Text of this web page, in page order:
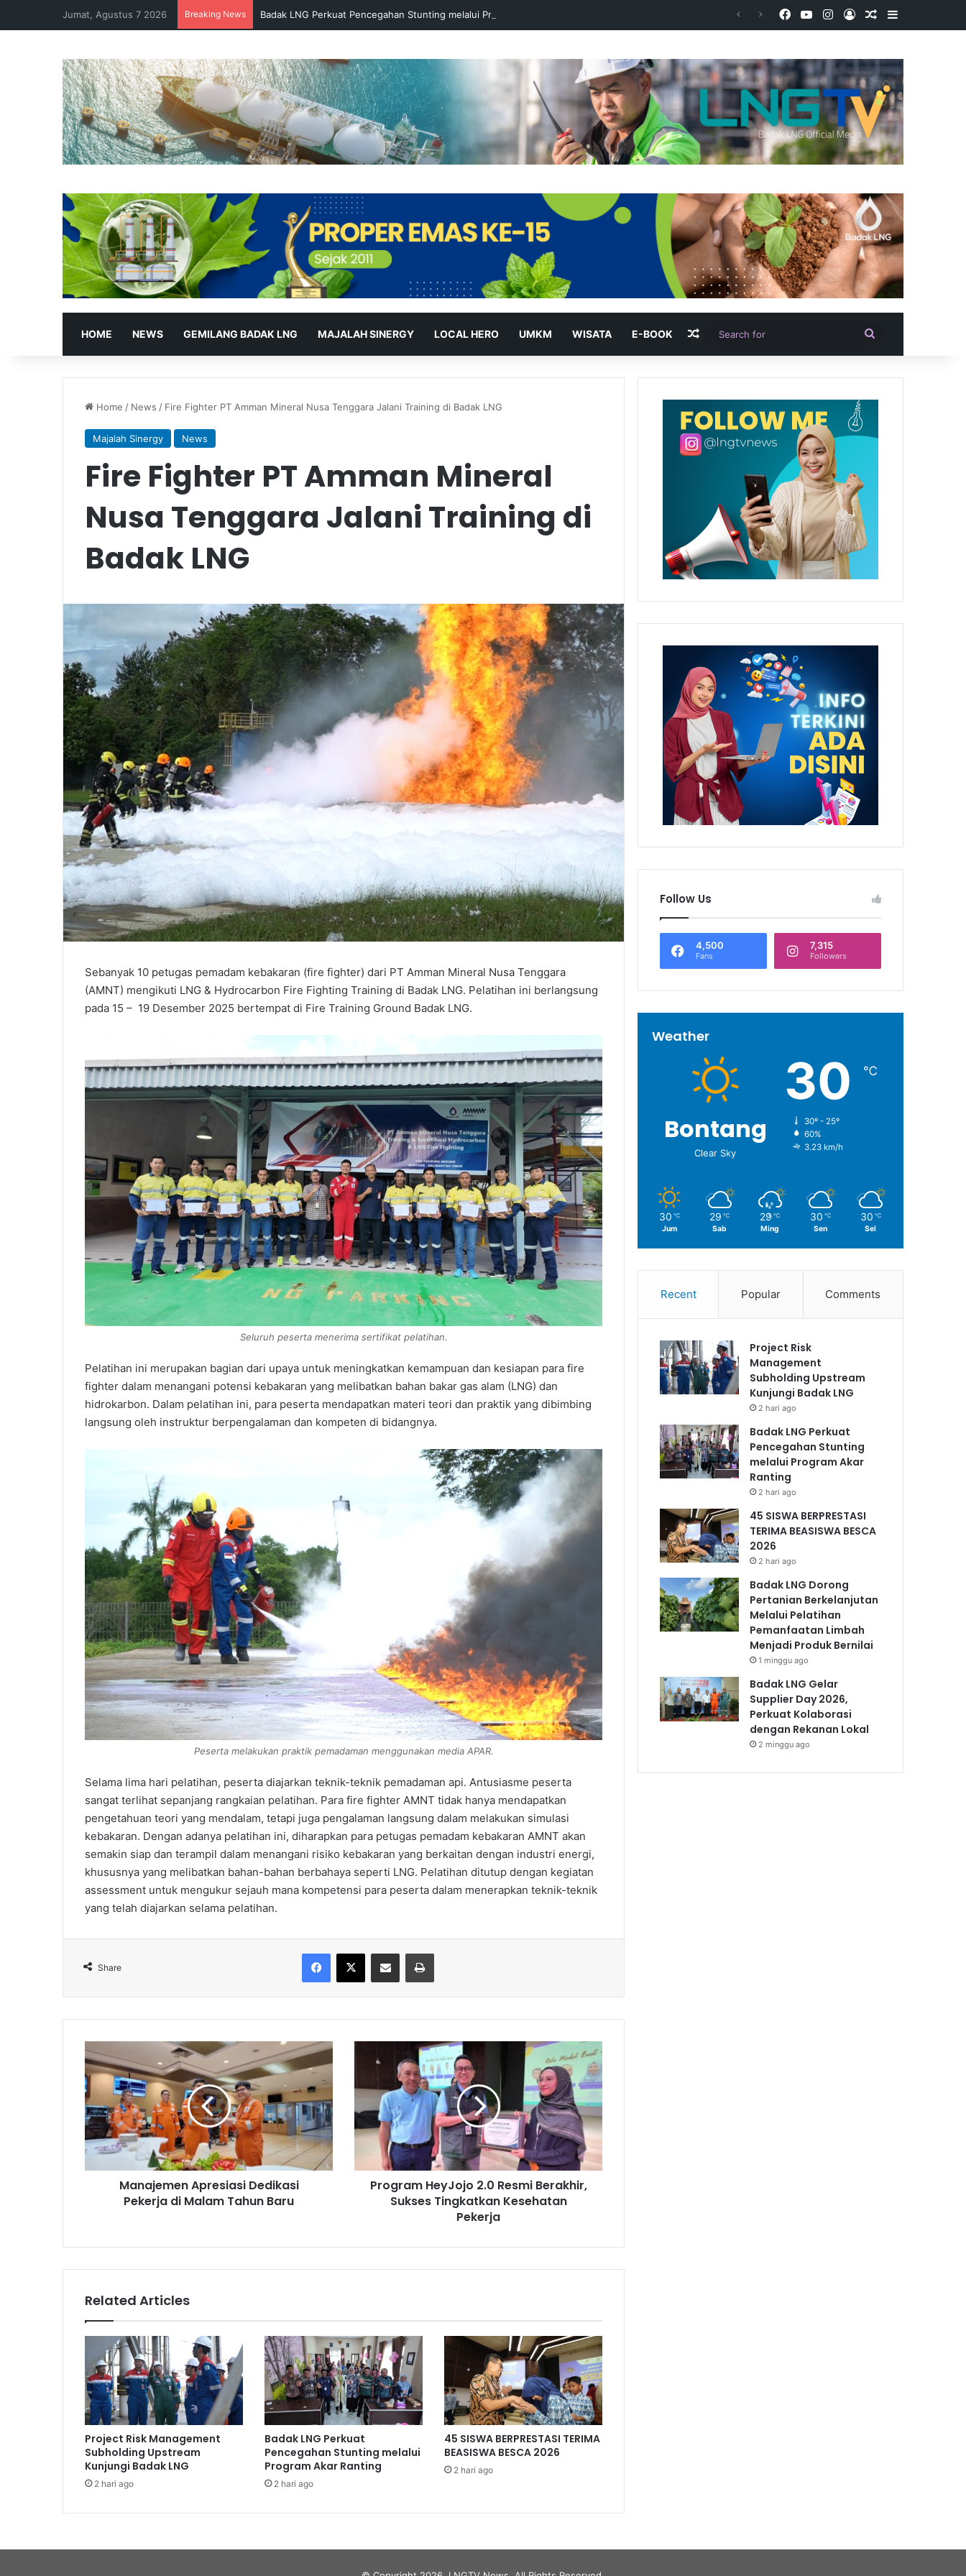
Jumat, Agustus 7 2026 Breaking News Badak LNG Perkuat Pencegahan Stunting melalui Program Akar Ranting Facebook
YouTubeInstagram
Log InRandom Article
Sidebar
HOME NEWS GEMILANG BADAK LNG MAJALAH SINERGY LOCAL HERO UMKM WISATA E-BOOK Random Article
for
Home / News / Fire Fighter PT Amman Mineral Nusa Tenggara Jalani Training di Badak LNG
Majalah Sinergy News
Fire Fighter PT Amman Mineral
Nusa Tenggara Jalani Training di
Badak LNG
Sebanyak 10 petugas pemadam kebakaran (fire fighter) dari PT Amman Mineral Nusa Tenggara
(AMNT) mengikuti LNG & Hydrocarbon Fire Fighting Training di Badak LNG. Pelatihan ini berlangsung
pada 15 – 19 Desember 2025 bertempat di Fire Training Ground Badak LNG.
Seluruh peserta menerima sertifikat pelatihan.
Pelatihan ini merupakan bagian dari upaya untuk meningkatkan kemampuan dan kesiapan para fire
fighter dalam menangani potensi kebakaran yang melibatkan bahan bakar gas alam (LNG) dan
hidrokarbon. Dalam pelatihan ini, para peserta mendapatkan materi teori dan praktik yang dibimbing
langsung oleh instruktur berpengalaman dan kompeten di bidangnya.
Peserta melakukan praktik pemadaman menggunakan media APAR.
Selama lima hari pelatihan, peserta diajarkan teknik-teknik pemadaman api. Antusiasme peserta
sangat terlihat sepanjang rangkaian pelatihan. Para fire fighter AMNT tidak hanya mendapatkan
pengetahuan teori yang mendalam, tetapi juga pengalaman langsung dalam melakukan simulasi
kebakaran. Dengan adanya pelatihan ini, diharapkan para petugas pemadam kebakaran AMNT akan
semakin siap dan terampil dalam menangani risiko kebakaran yang berkaitan dengan industri energi,
khususnya yang melibatkan bahan-bahan berbahaya seperti LNG. Pelatihan ditutup dengan kegiatan
assessment untuk mengukur sejauh mana kompetensi para peserta dalam menerapkan teknik-teknik
yang telah diajarkan selama pelatihan.
Share
Facebook
X Share via Email Print
Manajemen
Apresiasi
Dedikasi
Pekerja
di
Malam
Tahun
Baru
Manajemen Apresiasi Dedikasi
Pekerja di Malam Tahun Baru
HeyJojo
Resmi
Berakhir,
Sukses
Tingkatkan
Kesehatan
Pekerja
Program HeyJojo 2.0 Resmi Berakhir,
Sukses Tingkatkan Kesehatan
Pekerja
Related Articles
Project Risk Management
Subholding Upstream
Kunjungi Badak LNG
2 hari ago
Badak LNG Perkuat
Pencegahan Stunting melalui
Program Akar Ranting
2 hari ago
45 SISWA BERPRESTASI TERIMA
BEASISWA BESCA 2026
2 hari ago
Follow Us
4,500
Fans
7,315
Followers
Weather
Bontang
Clear Sky
30 ℃
30º - 25º
60%
3.23 km/h
30 ℃
Jum
29 ℃
Sab
29 ℃
Ming
30 ℃
Sen
30 ℃
Sel
Recent Popular Comments
Project Risk
Management
Subholding Upstream
Kunjungi Badak LNG
2 hari ago
Badak LNG Perkuat
Pencegahan Stunting
melalui Program Akar
Ranting
2 hari ago
45 SISWA BERPRESTASI
TERIMA BEASISWA BESCA
2026
2 hari ago
Badak LNG Dorong
Pertanian Berkelanjutan
Melalui Pelatihan
Pemanfaatan Limbah
Menjadi Produk Bernilai
1 minggu ago
Badak LNG Gelar
Supplier Day 2026,
Perkuat Kolaborasi
dengan Rekanan Lokal
2 minggu ago